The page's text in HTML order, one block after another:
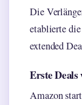
Die
etablierte
extended
Erste Deals
Amazon